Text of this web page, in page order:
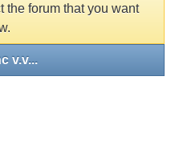
the forum that you want
v.v...